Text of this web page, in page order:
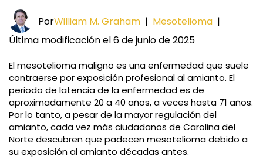
PorWilliam M. Graham | Mesotelioma |
Última modificación el 6 de junio de 2025
El mesotelioma maligno es una enfermedad que suele
contraerse por exposición profesional al amianto. El
periodo de latencia de la enfermedad es de
aproximadamente 20 a 40 años, a veces hasta 71 años.
Por lo tanto, a pesar de la mayor regulación del
amianto, cada vez más ciudadanos de Carolina del
Norte descubren que padecen mesotelioma debido a
su exposición al amianto décadas antes.